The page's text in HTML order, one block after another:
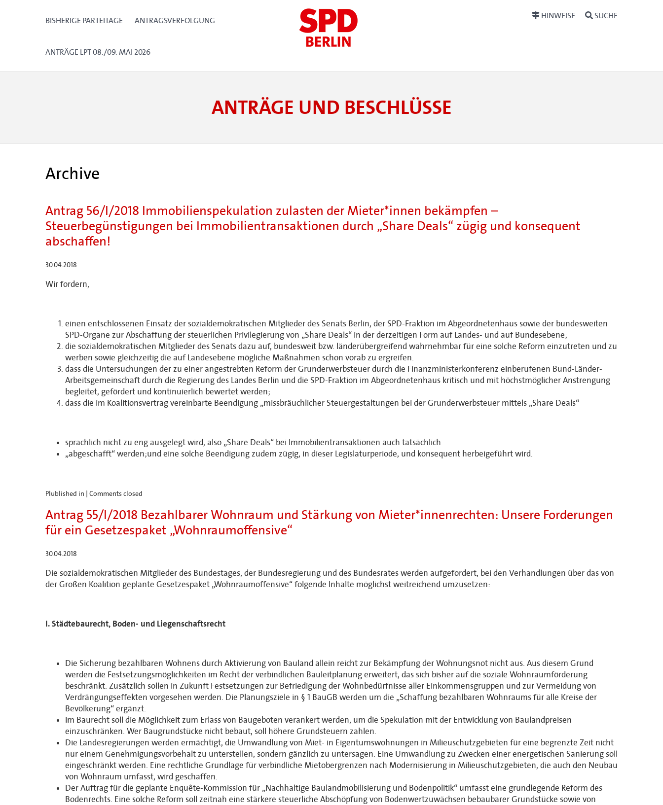
BISHERIGE PARTEITAGE ANTRAGSVERFOLGUNG
ANTRÄGE LPT 08./09. MAI 2026
HINWEISE SUCHE
ANTRÄGE UND BESCHLÜSSE
Archive
Antrag 56/I/2018 Immobilienspekulation zulasten der Mieter*innen bekämpfen –
Steuerbegünstigungen bei Immobilientransaktionen durch „Share Deals“ zügig und konsequent
abschaffen!
30.04.2018
Wir fordern,
einen entschlossenen Einsatz der sozialdemokratischen Mitglieder des Senats Berlin, der SPD-Fraktion im Abgeordnetenhaus sowie der bundesweiten
SPD-Organe zur Abschaffung der steuerlichen Privilegierung von „Share Deals“ in der derzeitigen Form auf Landes- und auf Bundesebene;
die sozialdemokratischen Mitglieder des Senats dazu auf, bundesweit bzw. länderübergreifend wahrnehmbar für eine solche Reform einzutreten und zu
werben sowie gleichzeitig die auf Landesebene mögliche Maßnahmen schon vorab zu ergreifen.
dass die Untersuchungen der zu einer angestrebten Reform der Grunderwerbsteuer durch die Finanzministerkonferenz einberufenen Bund-Länder-
Arbeitsgemeinschaft durch die Regierung des Landes Berlin und die SPD-Fraktion im Abgeordnetenhaus kritisch und mit höchstmöglicher Anstrengung
begleitet, gefördert und kontinuierlich bewertet werden;
dass die im Koalitionsvertrag vereinbarte Beendigung „missbräuchlicher Steuergestaltungen bei der Grunderwerbsteuer mittels „Share Deals“
sprachlich nicht zu eng ausgelegt wird, also „Share Deals“ bei Immobilientransaktionen auch tatsächlich
„abgeschafft“ werden;und eine solche Beendigung zudem zügig, in dieser Legislaturperiode, und konsequent herbeigeführt wird.
Plublished in | Comments closed
Antrag 55/I/2018 Bezahlbarer Wohnraum und Stärkung von Mieter*innenrechten: Unsere Forderungen
für ein Gesetzespaket „Wohnraumoffensive“
30.04.2018
Die sozialdemokratischen Mitglieder des Bundestages, der Bundesregierung und des Bundesrates werden aufgefordert, bei den Verhandlungen über das von
der Großen Koalition geplante Gesetzespaket „Wohnraumoffensive“ folgende Inhalte möglichst weitreichend umzusetzen:
I. Städtebaurecht, Boden- und Liegenschaftsrecht
Die Sicherung bezahlbaren Wohnens durch Aktivierung von Bauland allein reicht zur Bekämpfung der Wohnungsnot nicht aus. Aus diesem Grund
werden die Festsetzungsmöglichkeiten im Recht der verbindlichen Bauleitplanung erweitert, das sich bisher auf die soziale Wohnraumförderung
beschränkt. Zusätzlich sollen in Zukunft Festsetzungen zur Befriedigung der Wohnbedürfnisse aller Einkommensgruppen und zur Vermeidung von
Verdrängungseffekten vorgesehen werden. Die Planungsziele in § 1 BauGB werden um die „Schaffung bezahlbaren Wohnraums für alle Kreise der
Bevölkerung“ ergänzt.
Im Baurecht soll die Möglichkeit zum Erlass von Baugeboten verankert werden, um die Spekulation mit der Entwicklung von Baulandpreisen
einzuschränken. Wer Baugrundstücke nicht bebaut, soll höhere Grundsteuern zahlen.
Die Landesregierungen werden ermächtigt, die Umwandlung von Miet- in Eigentumswohnungen in Milieuschutzgebieten für eine begrenzte Zeit nicht
nur einem Genehmigungsvorbehalt zu unterstellen, sondern gänzlich zu untersagen. Eine Umwandlung zu Zwecken einer energetischen Sanierung soll
eingeschränkt werden. Eine rechtliche Grundlage für verbindliche Mietobergrenzen nach Modernisierung in Milieuschutzgebieten, die auch den Neubau
von Wohnraum umfasst, wird geschaffen.
Der Auftrag für die geplante Enquête-Kommission für „Nachhaltige Baulandmobilisierung und Bodenpolitik“ umfasst eine grundlegende Reform des
Bodenrechts. Eine solche Reform soll zeitnah eine stärkere steuerliche Abschöpfung von Bodenwertzuwächsen bebaubarer Grundstücke sowie von